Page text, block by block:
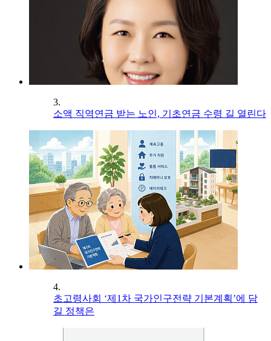
3.
소액 직역연금 받는 노인, 기초연금 수령 길 열린다
4.
초고령사회 ‘제1차 국가인구전략 기본계획’에 담
길 정책은